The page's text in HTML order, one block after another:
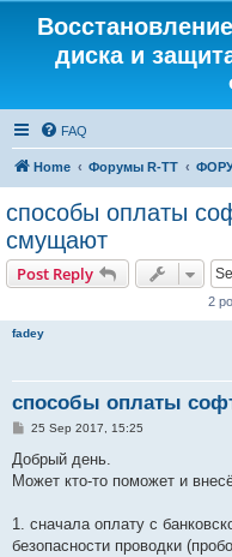
диска и
FAQ
Home Форумы R-TT
способы оплаты
смущают
Post Reply
2
fadey
способы оплаты
P
s
25 Sep 2017, 15:25
Добрый день.
Может кто-то поможет и
1. сначала оплату с
безопасности проводки